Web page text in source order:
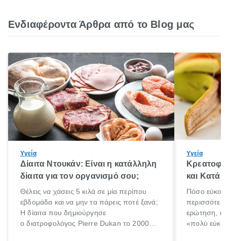
Ενδιαφέροντα Άρθρα από το Blog μας
Υγεία
Δίαιτα Ντουκάν: Είναι η κατάλληλη
δίαιτα για τον οργανισμό σου;
Θέλεις να χάσεις 5 κιλά σε μία περίπου
εβδομάδα και να μην τα πάρεις ποτέ ξανά;
Η δίαιτα που δημιούργησε
ο διατροφολόγος Pierre Dukan το 2000
Υγεία
και Κατά
Πόσο
ερώτηση, η
«πολύ